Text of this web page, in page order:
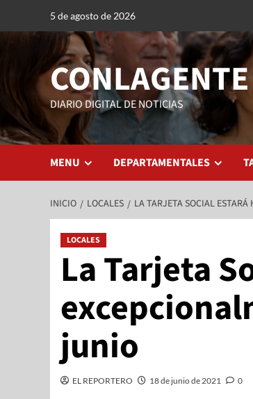
5 de agosto de 2026
CONLAGENTE
DIARIO DIGITAL DE NOTICIAS
MENU DEPARTAMENTALES
INICIO LOCALES LA TARJETA SOCIAL
LOCALES
La Tarjeta
junio
EL REPORTERO 18 de junio de 2021 0